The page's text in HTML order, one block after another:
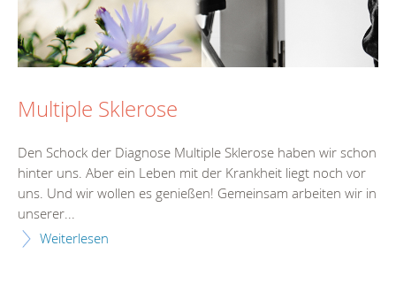
Multiple Sklerose
Den Schock der Diagnose Multiple Sklerose haben wir schon
hinter uns. Aber ein Leben mit der Krankheit liegt noch vor
uns. Und wir wollen es genießen! Gemeinsam arbeiten wir in
unserer...
Weiterlesen